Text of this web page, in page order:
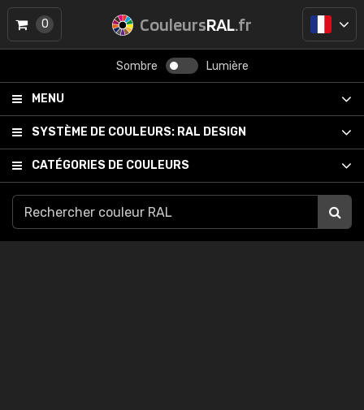
CouleursRAL.fr
Sombre Lumière
MENU
SYSTÈME DE COULEURS: RAL DESIGN
CATÉGORIES DE COULEURS
0